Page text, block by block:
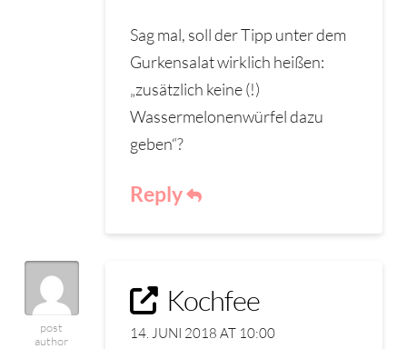
Sag mal, soll der Tipp unter dem
Gurkensalat wirklich heißen:
„zusätzlich keine (!)
Wassermelonenwürfel dazu
geben“?
Reply
post
author
Kochfee
14. JUNI 2018 AT 10:00